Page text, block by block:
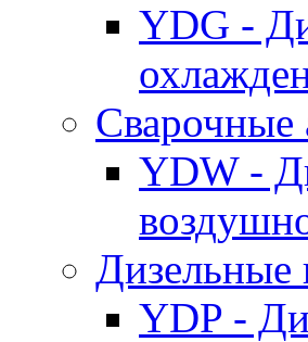
YDG -
Cварочные
YDW -
Дизельные
YDP -